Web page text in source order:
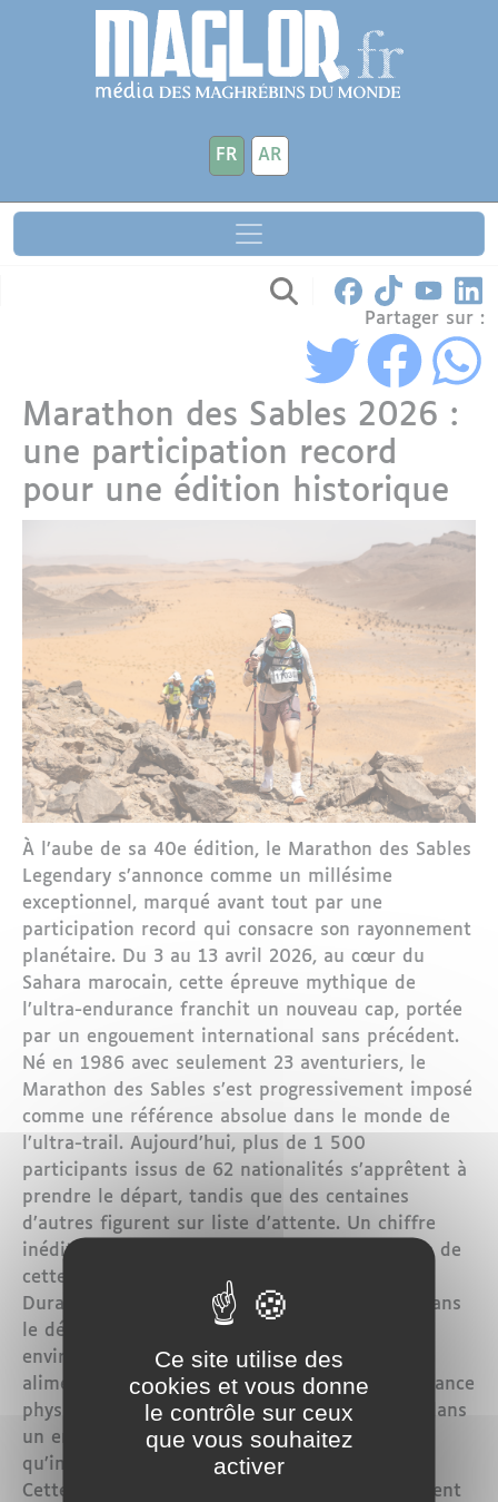
Aller au contenu principal
FR AR
Partager sur :
Marathon des Sables 2026 :
une participation record
pour une édition historique
À l’aube de sa 40e édition, le Marathon des Sables
Legendary s’annonce comme un millésime
exceptionnel, marqué avant tout par une
participation record qui consacre son rayonnement
planétaire. Du 3 au 13 avril 2026, au cœur du
Sahara marocain, cette épreuve mythique de
l’ultra-endurance franchit un nouveau cap, portée
par un engouement international sans précédent.
Né en 1986 avec seulement 23 aventuriers, le
Marathon des Sables s’est progressivement imposé
comme une référence absolue dans le monde de
l’ultra-trail. Aujourd’hui, plus de 1 500
participants issus de 62 nationalités s’apprêtent à
prendre le départ, tandis que des centaines
d’autres figurent sur liste d’attente. Un chiffre
inédit qui témoigne de l’attractivité croissante de
cette aventure hors du commun.
Durant 11 jours, dont 9 en immersion totale dans
le désert, les concurrents devront parcourir
environ 270 kilomètres en autosuffisance
alimentaire. Une expérience unique, où l’endurance
physique se double d’un défi mental intense, dans
un environnement aussi majestueux
qu’impitoyable.
Cette édition anniversaire se distingue également
Panneau de gestion des cookies
Ce site utilise des
cookies et vous donne
le contrôle sur ceux
que vous souhaitez
activer